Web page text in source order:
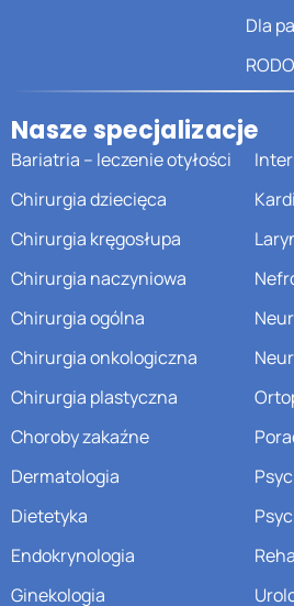
Dla
RODO
Nasze specjalizacje
Bariatria – leczenie otyłości
Chirurgia dziecięca
Chirurgia kręgosłupa
Chirurgia naczyniowa
Chirurgia ogólna
Chirurgia onkologiczna
Chirurgia plastyczna
Choroby zakaźne
Dermatologia
Dietetyka
Endokrynologia
Ginekologia